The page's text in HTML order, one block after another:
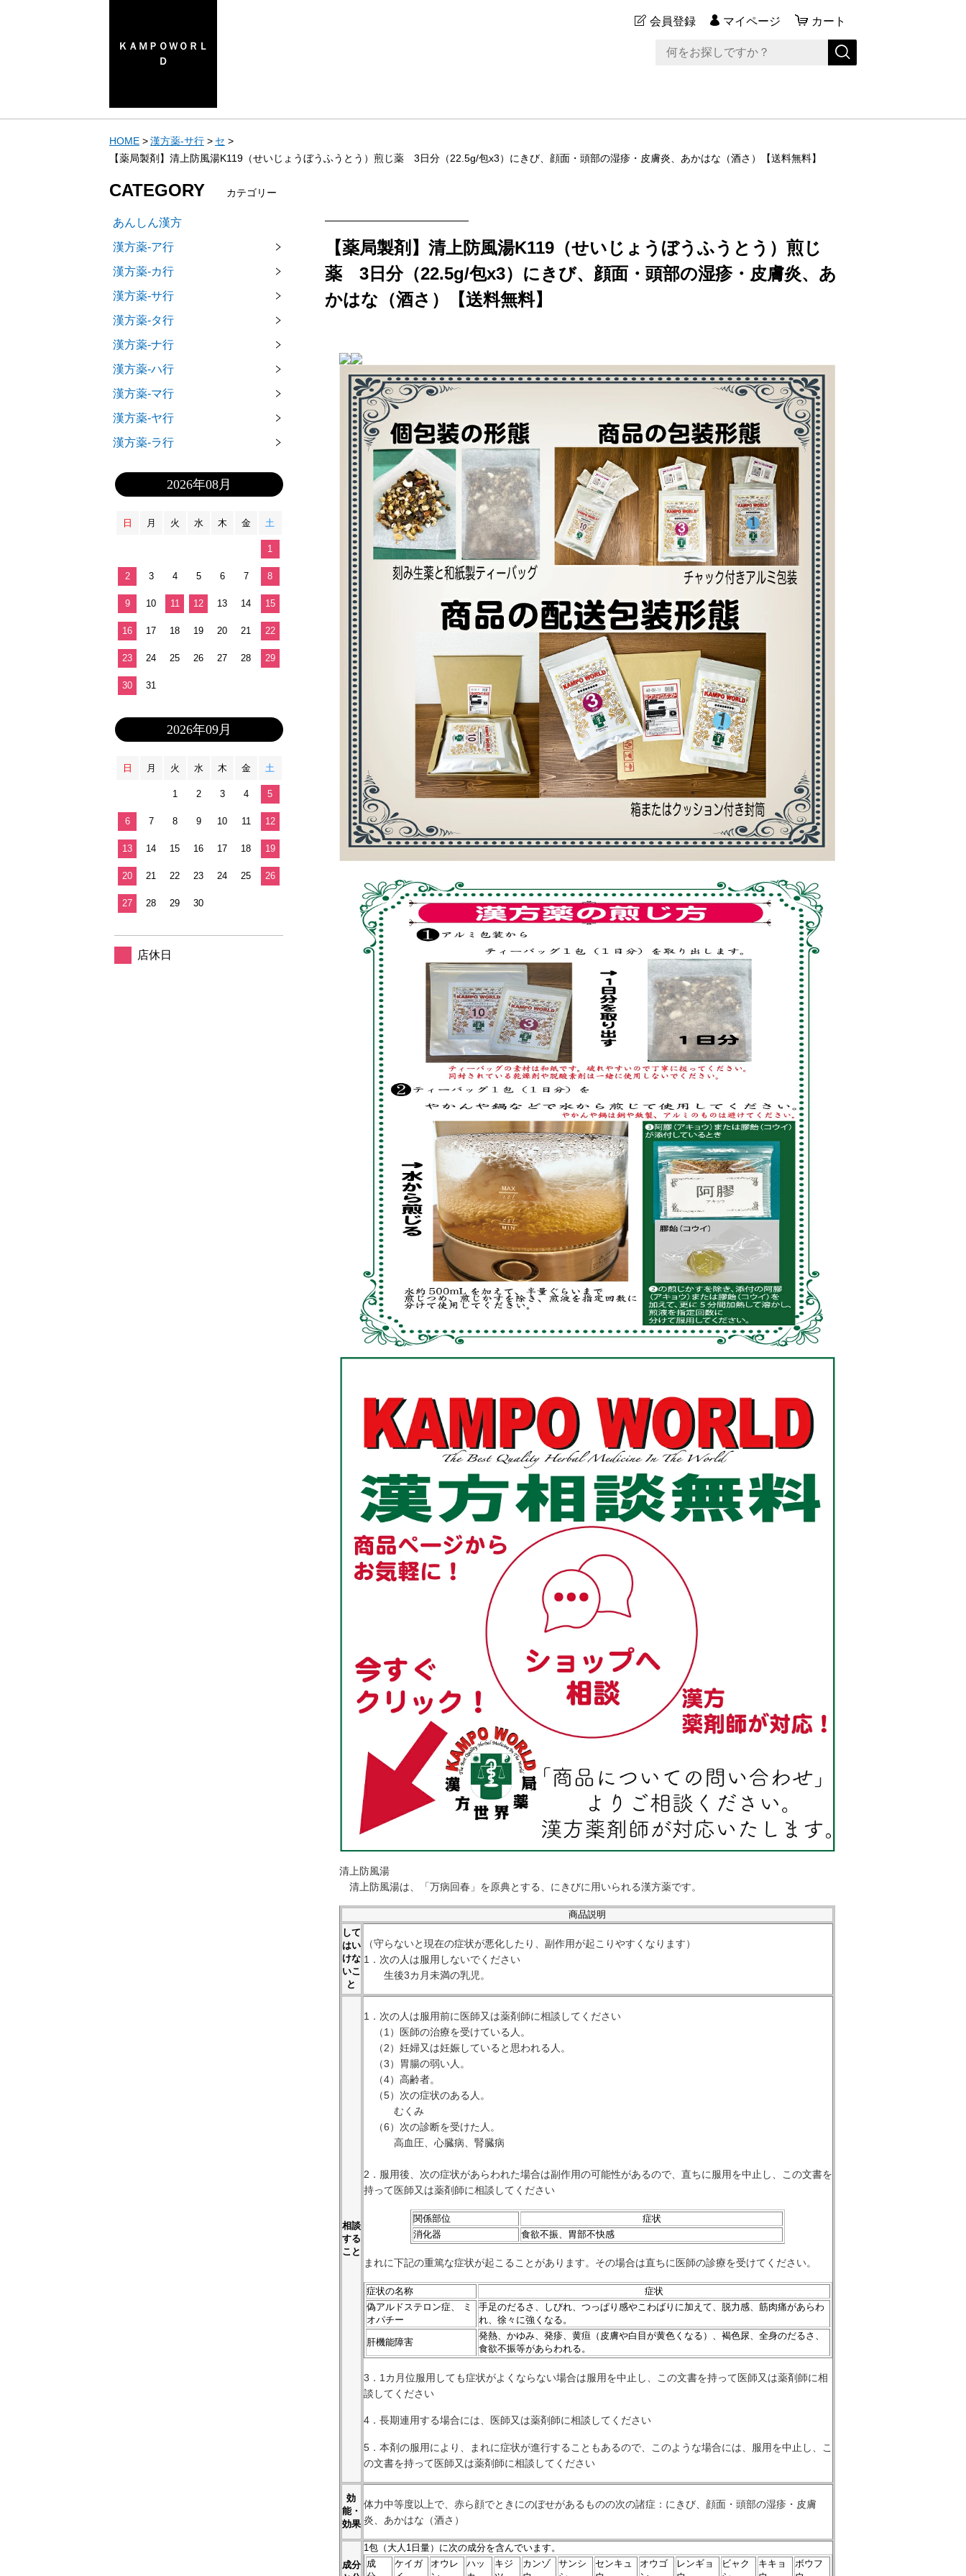
ＫＡＭＰＯＷＯＲＬ
Ｄ
会員登録 マイページ カート
HOME 漢方薬-サ行
セ
【薬局製剤】清上防風湯K119（せいじょうぼうふうとう）煎じ薬 3日分（22.5g/包x3）にきび、顔面・頭部の湿疹・皮膚炎、あかはな（酒さ）【送料無料】
【薬局製剤】清上防風湯K119（せいじょうぼうふうとう）煎じ
薬 3日分（22.5g/包x3）にきび、顔面・頭部の湿疹・皮膚炎、あ
かはな（酒さ）【送料無料】
清上防風湯
清上防風湯は、「万病回春」を原典とする、にきびに用いられる漢方薬です。
商品説明
して
はい
けな
いこ
と
（守らないと現在の症状が悪化したり、副作用が起こりやすくなります）
1．次の人は服用しないでください
生後3カ月未満の乳児。
相談
する
こと
1．次の人は服用前に医師又は薬剤師に相談してください
（1）医師の治療を受けている人。
（2）妊婦又は妊娠していると思われる人。
（3）胃腸の弱い人。
（4）高齢者。
（5）次の症状のある人。
むくみ
（6）次の診断を受けた人。
高血圧、心臓病、腎臓病
2．服用後、次の症状があらわれた場合は副作用の可能性があるので、直ちに服用を中止し、この文書を
持って医師又は薬剤師に相談してください
関係部位
症状
消化器
食欲不振、胃部不快感
まれに下記の重篤な症状が起こることがあります。その場合は直ちに医師の診療を受けてください。
症状の名称
症状
偽アルドステロン症、 ミ
オパチー
手足のだるさ、しびれ、つっぱり感やこわばりに加えて、脱力感、筋肉痛があらわ
れ、徐々に強くなる。
肝機能障害
発熱、かゆみ、発疹、黄疸（皮膚や白目が黄色くなる）、褐色尿、全身のだるさ、
食欲不振等があらわれる。
3．1カ月位服用しても症状がよくならない場合は服用を中止し、この文書を持って医師又は薬剤師に相
談してください
4．長期連用する場合には、医師又は薬剤師に相談してください
5．本剤の服用により、まれに症状が進行することもあるので、このような場合には、服用を中止し、こ
の文書を持って医師又は薬剤師に相談してください
効
能・
効果
体力中等度以上で、赤ら顔でときにのぼせがあるものの次の諸症：にきび、顔面・頭部の湿疹・皮膚
炎、あかはな（酒さ）
成分
1包（大人1日量）に次の成分を含んでいます。
成
ケイガ
オウレ
ハッ
キジ
カンゾ
サンシ
センキュ
オウゴ
レンギョ
ビャク
キキョ
ボウフ
CATEGORY カテゴリー
あんしん漢方
漢方薬-ア行
漢方薬-カ行
漢方薬-サ行
漢方薬-タ行
漢方薬-ナ行
漢方薬-ハ行
漢方薬-マ行
漢方薬-ヤ行
漢方薬-ラ行
2026年08月
日 月 火 水 木 金 土
1
2 3 4 5 6 7 8
9 10 11 12 13 14 15
16 17 18 19 20 21 22
23 24 25 26 27 28 29
30 31
2026年09月
日 月 火 水 木 金 土
1 2 3 4 5
6 7 8 9 10 11 12
13 14 15 16 17 18 19
20 21 22 23 24 25 26
27 28 29 30
店休日